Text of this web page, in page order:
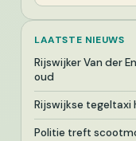
LAATSTE NIEUWS
Rijswijker Van der
oud
Rijswijkse tegeltaxi
Politie treft